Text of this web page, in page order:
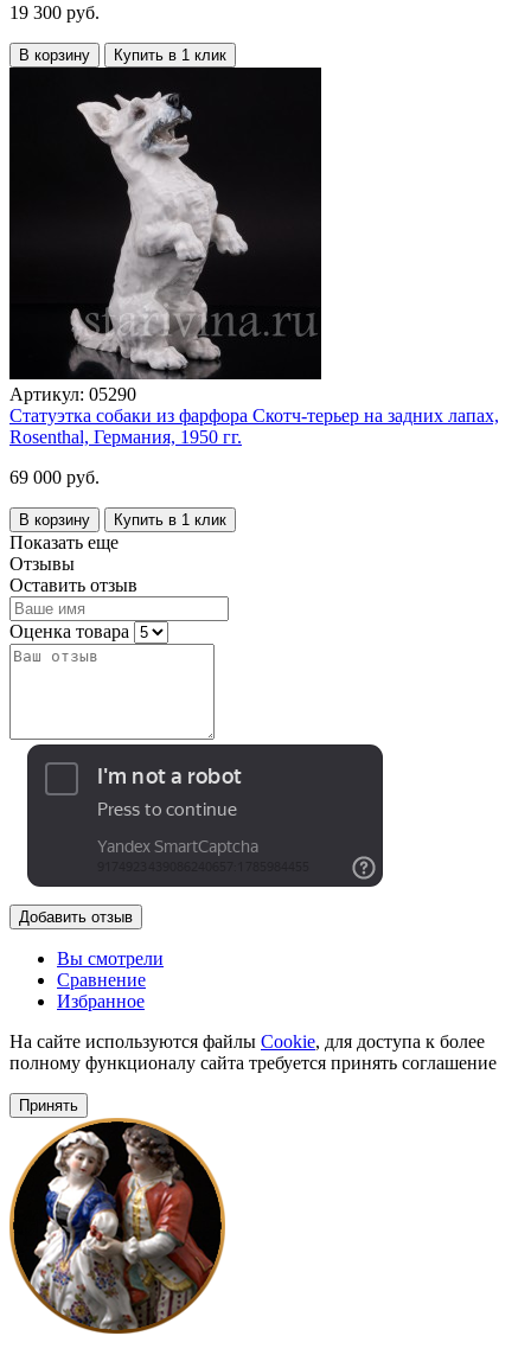
19 300 руб.
В корзину Купить в 1 клик
Артикул: 05290
Статуэтка собаки из фарфора Скотч-терьер на задних лапах,
Rosenthal, Германия, 1950 гг.
69 000 руб.
В корзину Купить в 1 клик
Показать еще
Отзывы
Оставить отзыв
Оценка товара
Добавить отзыв
Вы смотрели
Сравнение
Избранное
На сайте используются файлы Cookie, для доступа к более
полному функционалу сайта требуется принять соглашение
Принять